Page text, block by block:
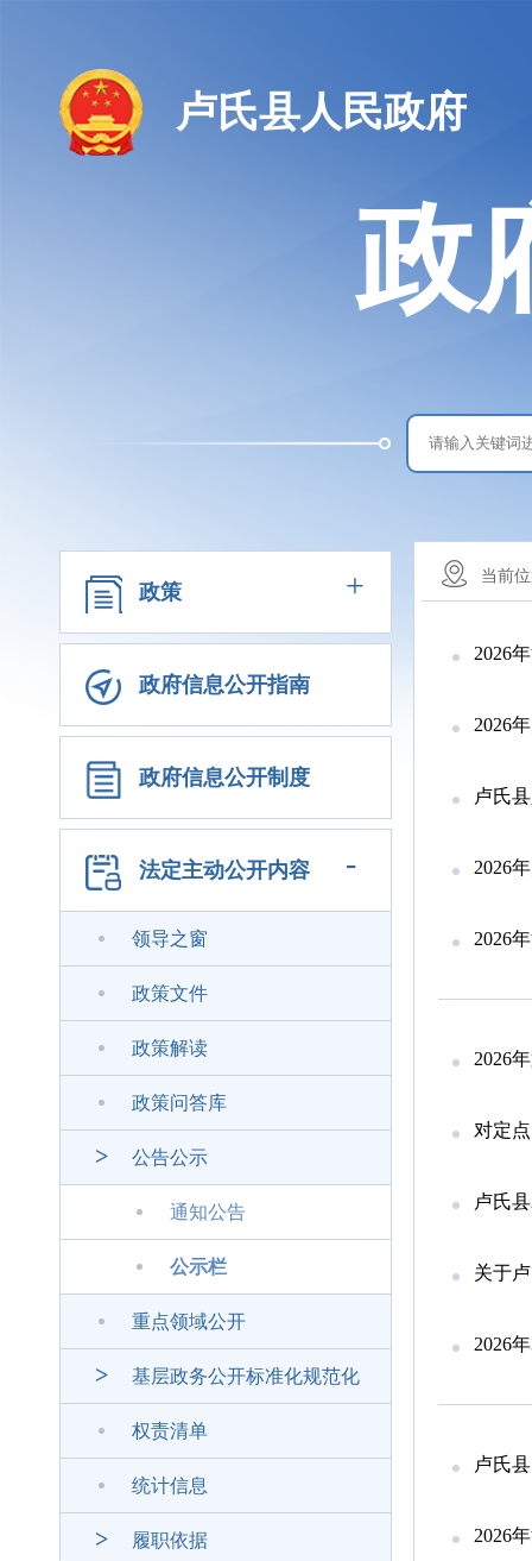
卢氏县人民政府
政
政策 +
政府信息公开指南
政府信息公开制度
法定主动公开内容 -
领导之窗
政策文件
政策解读
政策问答库
公告公示
通知公告
公示栏
重点领域公开
基层政务公开标准化规范化
权责清单
统计信息
履职依据
当前
2026年
2026
卢氏
2026
2026
2026
对定
卢氏
关于
2026
卢氏
2026年